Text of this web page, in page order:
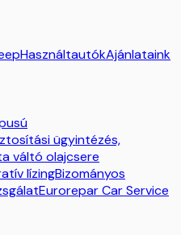
HasználtautókAjánlataink
ügyintézés,
váltó olajcsere
lízingBizományos
Eurorepar Car Service